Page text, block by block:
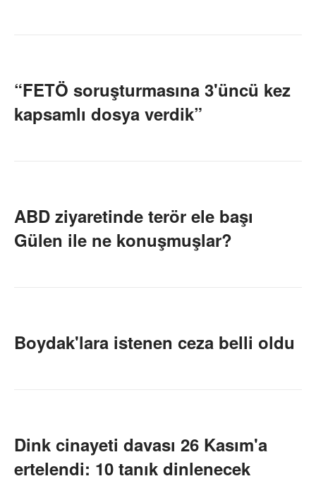
“FETÖ soruşturmasına 3'üncü kez
kapsamlı dosya verdik”
ABD ziyaretinde terör ele başı
Gülen ile ne konuşmuşlar?
Boydak'lara istenen ceza belli oldu
Dink cinayeti davası 26 Kasım'a
ertelendi: 10 tanık dinlenecek